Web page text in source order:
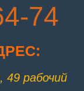
74
49 рабочий